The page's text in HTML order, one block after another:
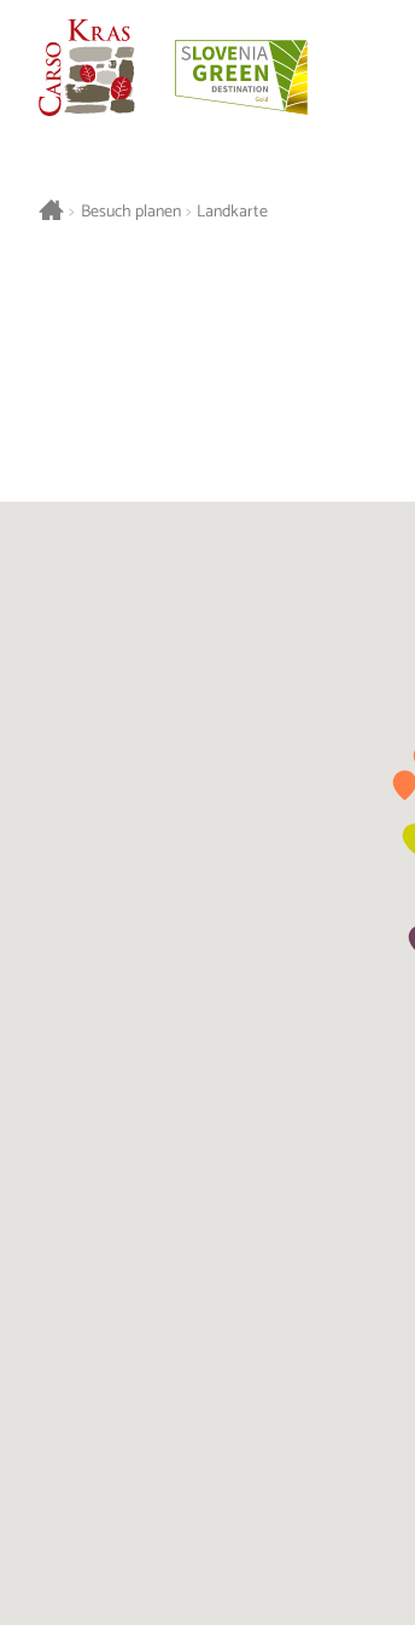
> Besuch planen > Landkarte